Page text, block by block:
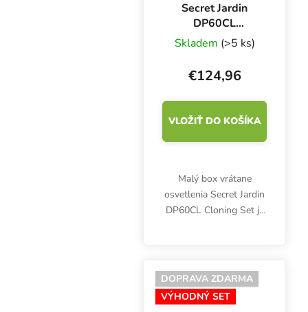
Secret Jardin
DP60CL
Klonovacia
súprava 20W,
60x40x60 cm
Skladem (>5 ks)
€124,96
VLOŽIŤ DO KOŠÍKA
Malý box vrátane
osvetlenia Secret Jardin
DP60CL Cloning Set je
Okrem
rozmnožovacieho
zariadenia 60x40x60 cm
DOPRAVA ZDARMA
VÝHODNÝ SET